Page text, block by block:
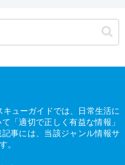
ューガイドでは、日常生活に
「適切で正しく有益な情報」
事には、当該ジャンル情報サ
。